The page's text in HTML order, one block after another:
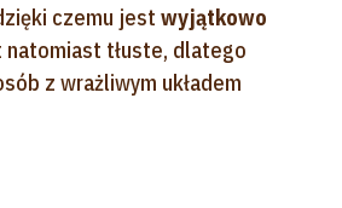
czemu jest wyjątkowo
natomiast tłuste, dlatego
z wrażliwym układem